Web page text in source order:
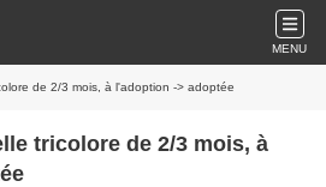
MENU
de 2/3 mois, à l'adoption -> adoptée
tricolore de 2/3 mois, à